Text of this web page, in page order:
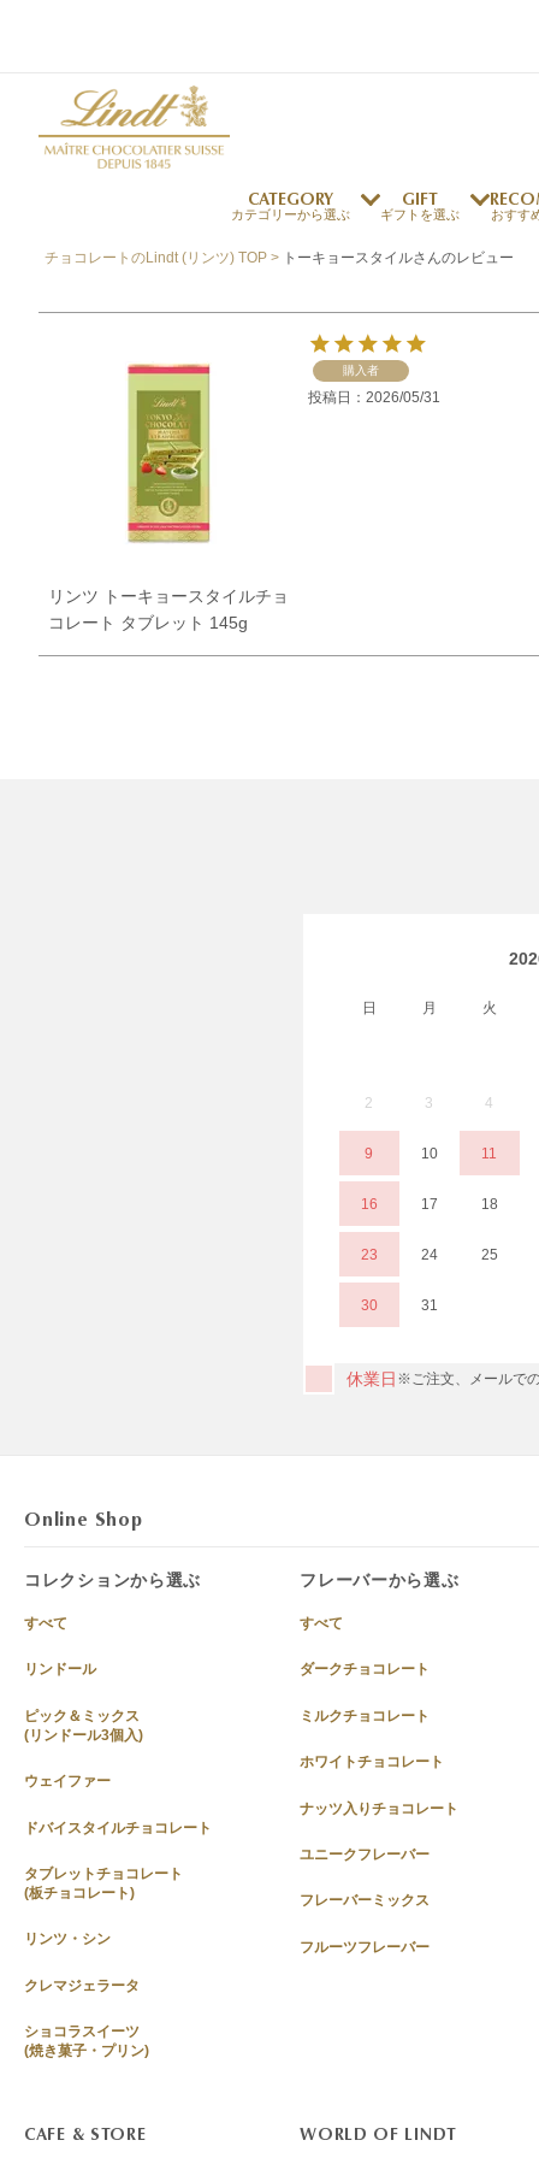
CATEGORY
カテゴリーから選ぶ
リンドール
フレーバー一覧
GIFT
ギフトを選ぶ
eギフト
おすす
新商品
リンツのご褒美サブス
ク
～￥5,000
￥5,001～
店舗を探す
リンツの発明
高品質の材料
完璧な仕上げ
リンツバニー
プレスの方へ
プレスお問い合わせ
採用情報
チョコレートのLindt (リンツ) TOP トーキョースタイルさんのレビュー
リンツ トーキョースタイルチョ
コレート タブレット 145g
購入者
投稿日 2026/05/31
日 月 火
2 3 4
9 10 11
16 17 18
23 24 25
30 31
休業日 ※ご注文、メールで
Online Shop
コレクションから選ぶ
すべて
リンドール
ピック＆ミックス
(リンドール3個入)
ウェイファー
ドバイスタイルチョコレート
タブレットチョコレート
(板チョコレート)
リンツ・シン
クレマジェラータ
ショコラスイーツ
(焼き菓子・プリン)
フレーバーから選ぶ
すべて
ダークチョコレート
ミルクチョコレート
ホワイトチョコレート
ナッツ入りチョコレート
ユニークフレーバー
フレーバーミックス
フルーツフレーバー
CAFE & STORE WORLD OF LINDT